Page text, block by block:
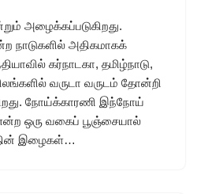
அழைக்கப்படுகிறது.
நாடுகளில் அதிகமாகக்
கர்நாடகா, தமிழ்நாடு,
வருடா வருடம் தோன்றி
நோய்க்காரணி இந்நோய்
என்ற ஒரு வகைப் பூஞ்சையால்
இழைகள்…